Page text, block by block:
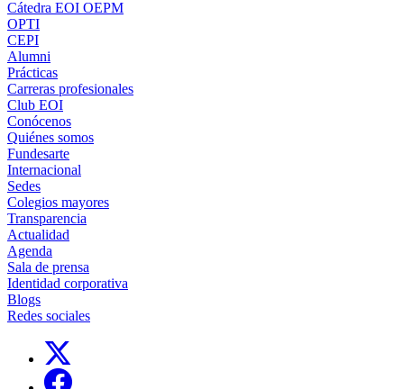
Cátedra EOI OEPM
OPTI
CEPI
Alumni
Prácticas
Carreras profesionales
Club EOI
Conócenos
Quiénes somos
Fundesarte
Internacional
Sedes
Colegios mayores
Transparencia
Actualidad
Agenda
Sala de prensa
Identidad corporativa
Blogs
Redes sociales
Links, Opens in this window